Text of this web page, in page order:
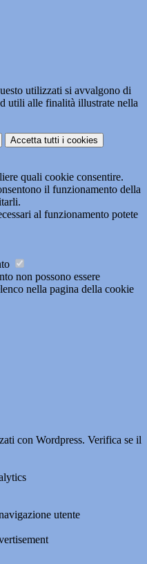
utilizzati si avvalgono di
utili alle finalità illustrate nella
Accetta tutti i cookies
quali cookie consentire.
il funzionamento della
al funzionamento potete
non possono essere
nella pagina della cookie
con Wordpress. Verifica se il
utente